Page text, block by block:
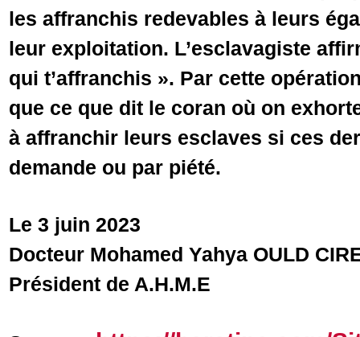
les affranchis redevables à leurs
leur exploitation. L’esclavagiste
qui t’affranchis ». Par cette
que ce que dit le coran où on
à affranchir leurs esclaves si ces
demande ou par piété.
Le 3 juin 2023
Docteur Mohamed Yahya OULD
Président de A.H.M.E